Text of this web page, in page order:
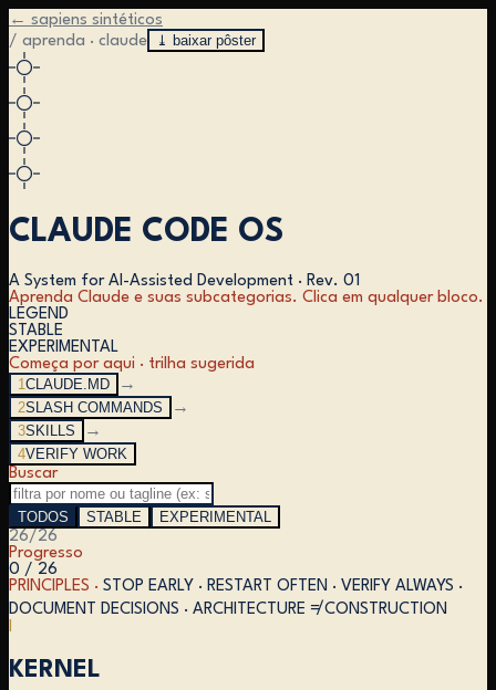
← sapiens sintéticos
/ aprenda · claude
⤓ baixar pôster
CLAUDE CODE OS
A System for AI-Assisted Development · Rev. 01
Aprenda Claude e suas subcategorias. Clica em qualquer bloco.
LEGEND
STABLE
EXPERIMENTAL
Começa por aqui · trilha sugerida
1 CLAUDE.MD
→
2SLASH COMMANDS
→
3SKILLS
→
4VERIFY WORK
Buscar
TODOS STABLE
EXPERIMENTAL
26/ 26
Progresso
0 / 26
PRINCIPLES · STOP EARLY · RESTART OFTEN · VERIFY ALWAYS ·
DOCUMENT DECISIONS · ARCHITECTURE ≠ CONSTRUCTION
KERNEL